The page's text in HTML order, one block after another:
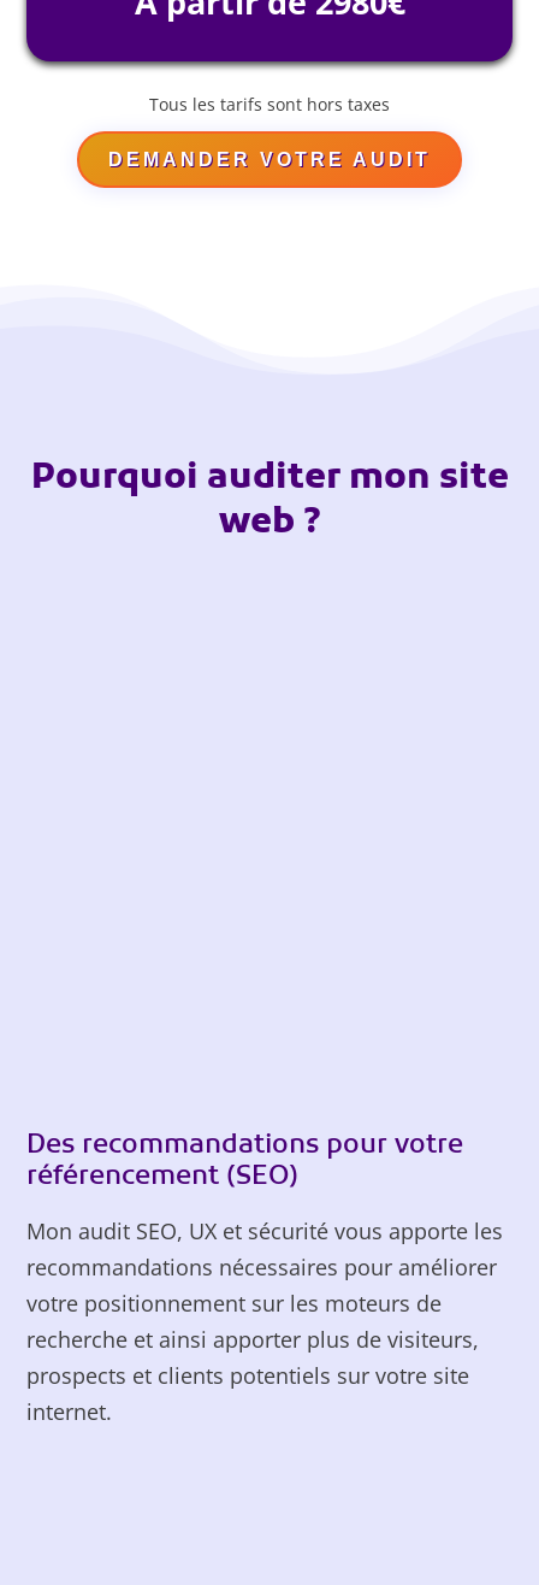
Tous les tarifs sont hors taxes
DEMANDER VOTRE AUDIT
Pourquoi auditer mon site
web ?
Des recommandations pour votre
référencement (SEO)
Mon audit SEO, UX et sécurité vous apporte les
recommandations nécessaires pour améliorer
votre positionnement sur les moteurs de
recherche et ainsi apporter plus de visiteurs,
prospects et clients potentiels sur votre site
internet.